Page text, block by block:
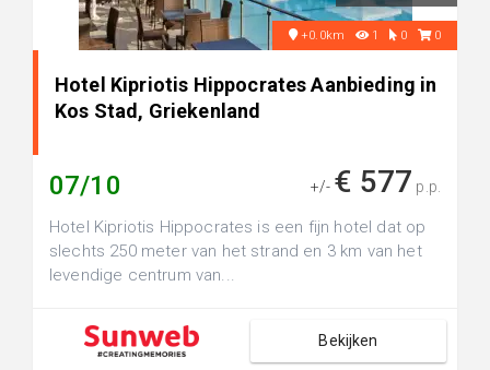
+0.0km 1 0 0
Hotel Kipriotis Hippocrates Aanbieding in
Kos Stad, Griekenland
07/10 +/- € 577 p.p.
Hotel Kipriotis Hippocrates is een fijn hotel dat op
slechts 250 meter van het strand en 3 km van het
levendige centrum van...
Bekijken